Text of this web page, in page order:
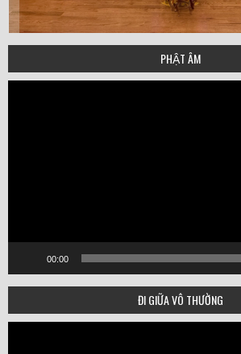
PHẬT ÂM
00:00
ĐI GIỮA VÔ THƯỜNG